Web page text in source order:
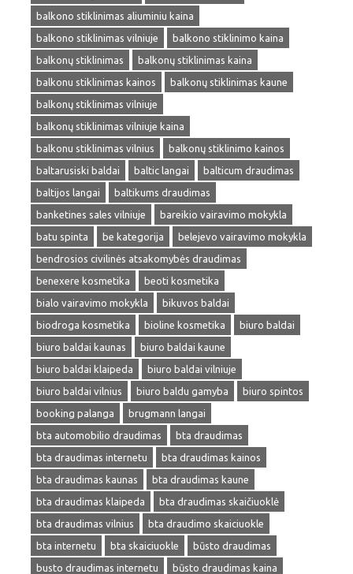
balkono stiklinimas aliuminiu kaina
balkono stiklinimas vilniuje
balkono stiklinimo kaina
balkonų stiklinimas
balkonų stiklinimas kaina
balkonu stiklinimas kainos
balkonų stiklinimas kaune
balkonų stiklinimas vilniuje
balkonų stiklinimas vilniuje kaina
balkonu stiklinimas vilnius
balkonų stiklinimo kainos
baltarusiski baldai
baltic langai
balticum draudimas
baltijos langai
baltikums draudimas
banketines sales vilniuje
bareikio vairavimo mokykla
batu spinta
be kategorija
belejevo vairavimo mokykla
bendrosios civilinės atsakomybės draudimas
benexere kosmetika
beoti kosmetika
bialo vairavimo mokykla
bikuvos baldai
biodroga kosmetika
bioline kosmetika
biuro baldai
biuro baldai kaunas
biuro baldai kaune
biuro baldai klaipeda
biuro baldai vilniuje
biuro baldai vilnius
biuro baldu gamyba
biuro spintos
booking palanga
brugmann langai
bta automobilio draudimas
bta draudimas
bta draudimas internetu
bta draudimas kainos
bta draudimas kaunas
bta draudimas kaune
bta draudimas klaipeda
bta draudimas skaičiuoklė
bta draudimas vilnius
bta draudimo skaiciuokle
bta internetu
bta skaiciuokle
būsto draudimas
busto draudimas internetu
būsto draudimas kaina